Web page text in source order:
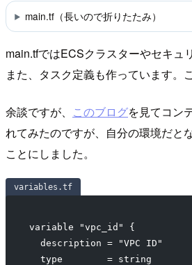
main.tf（長いので折りたたみ）
main.tfではECSクラスターやセキュ
また、タスク定義も作っています。
余談ですが、 このブログを見てコン
れてみたのですが、自分の環境だと
ことにしました。
variables.tf
variable "vpc_id" {
  description = "VPC ID"
  type        = string